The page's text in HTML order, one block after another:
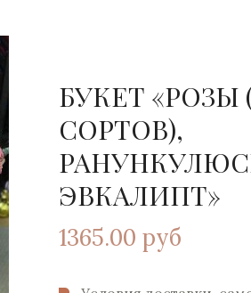
БУКЕТ «РОЗЫ
СОРТОВ),
ЭВКАЛИПТ»
1365.00 руб